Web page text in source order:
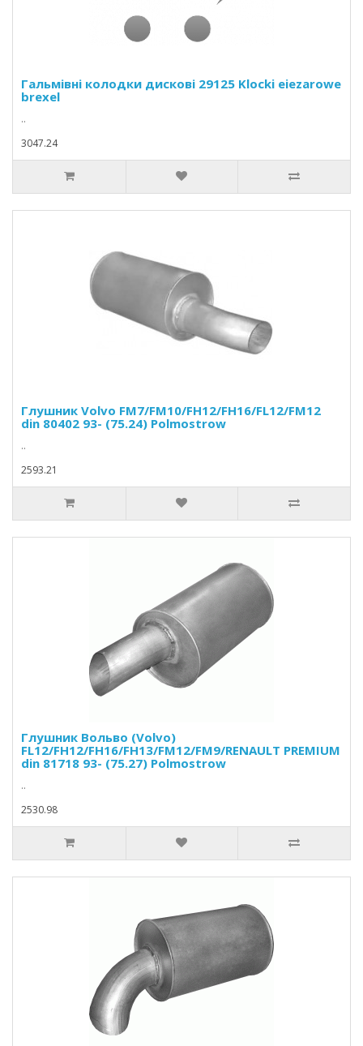
Гальмівні колодки дискові 29125 Klocki eiezarowe
brexel
..
3047.24
Глушник Volvo FM7/FM10/FH12/FH16/FL12/FM12
din 80402 93- (75.24) Polmostrow
..
2593.21
Глушник Вольво (Volvo)
FL12/FH12/FH16/FH13/FM12/FM9/RENAULT PREMIUM
din 81718 93- (75.27) Polmostrow
..
2530.98